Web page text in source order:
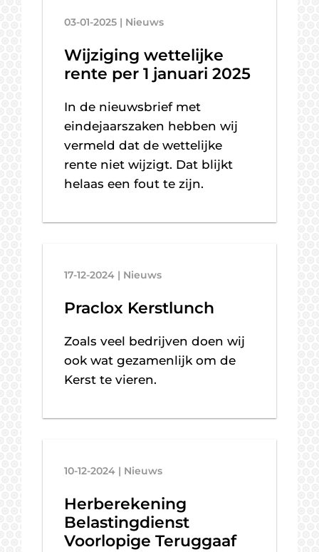
03-01-2025 | Nieuws
Wijziging wettelijke
rente per 1 januari 2025
In de nieuwsbrief met
eindejaarszaken hebben wij
vermeld dat de wettelijke
rente niet wijzigt. Dat blijkt
helaas een fout te zijn.
17-12-2024 | Nieuws
Praclox Kerstlunch
Zoals veel bedrijven doen wij
ook wat gezamenlijk om de
Kerst te vieren.
10-12-2024 | Nieuws
Herberekening
Belastingdienst
Voorlopige Teruggaaf